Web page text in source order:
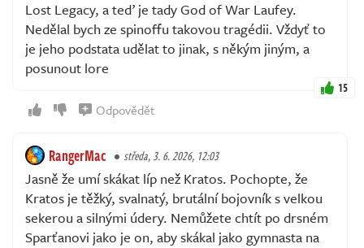
Lost Legacy, a teď je tady God of War Laufey.
Nedělal bych ze spinoffu takovou tragédii. Vždyť to
je jeho podstata udělat to jinak, s někým jiným, a
posunout lore
15
Odpovědět
RangerMac středa, 3. 6. 2026, 12:03
Jasně že umí skákat líp než Kratos. Pochopte, že
Kratos je těžký, svalnatý, brutální bojovník s velkou
sekerou a silnými údery. Nemůžete chtít po drsném
Sparťanovi jako je on, aby skákal jako gymnasta na